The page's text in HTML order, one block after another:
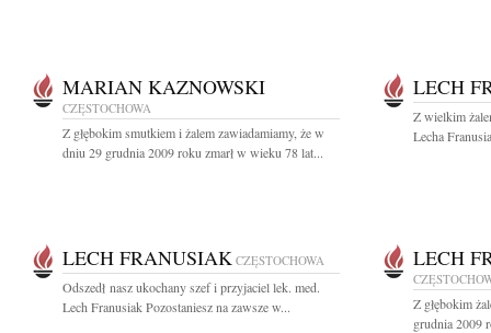
MARIAN KAZNOWSKI
CZĘSTOCHOWA
Z głębokim smutkiem i żalem zawiadamiamy, że w
dniu 29 grudnia 2009 roku zmarł w wieku 78 lat...
LECH
Z wielkim
Lecha
LECH FRANUSIAK CZĘSTOCHOWA
Odszedł nasz ukochany szef i przyjaciel lek. med.
Lech Franusiak Pozostaniesz na zawsze w...
LECH
Z głębokim
grudnia 2009